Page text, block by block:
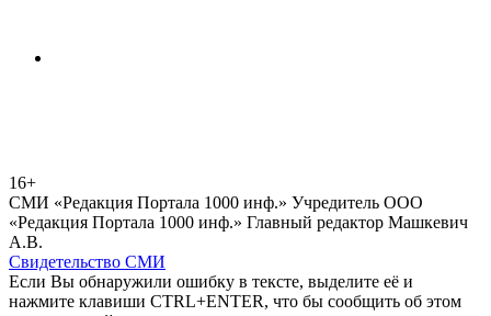
16+
СМИ «Редакция Портала 1000 инф.» Учредитель ООО
«Редакция Портала 1000 инф.» Главный редактор Машкевич
А.В.
Свидетельство СМИ
Если Вы обнаружили ошибку в тексте, выделите её и
нажмите клавиши CTRL+ENTER, что бы сообщить об этом